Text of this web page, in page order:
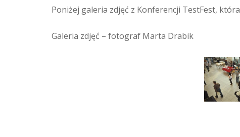
Poniżej galeria zdjęć z Konferencji TestFest,
Galeria zdjęć – fotograf Marta Drabik